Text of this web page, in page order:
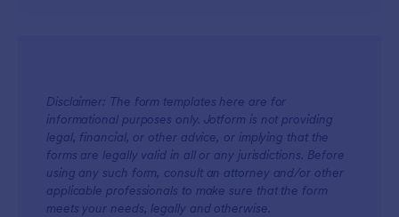
Disclaimer: The form templates here are for
informational purposes only. Jotform is not providing
legal, financial, or other advice, or implying that the
forms are legally valid in all or any jurisdictions. Before
using any such form, consult an attorney and/or other
applicable professionals to make sure that the form
meets your needs, legally and otherwise.